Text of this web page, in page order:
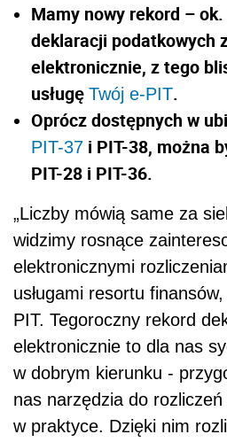
Mamy nowy rekord –
deklaracji podatkowych
elektronicznie, z tego
usługę Twój e-PIT.
Oprócz dostępnych w
PIT-37 i PIT-38, można
PIT-28 i PIT-36.
„Liczby mówią same za
widzimy rosnące
elektronicznymi
usługami resortu
PIT. Tegoroczny rekord
elektronicznie to dla nas
w dobrym kierunku -
nas narzędzia do
w praktyce. Dzięki nim